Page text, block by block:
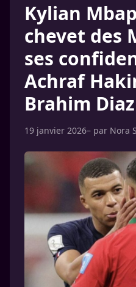
Kylian
chevet des
ses
Achraf
Brahim Diaz
19 janvier 2026– par Nora